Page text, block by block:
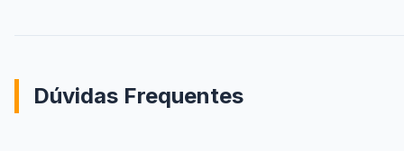
Dúvidas Frequentes